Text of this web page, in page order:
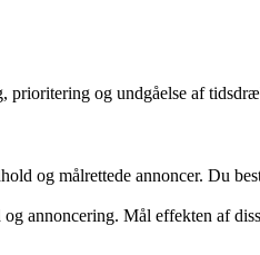
og undgåelse af
og målrettede annoncer. Du
annoncering. Mål effekten af